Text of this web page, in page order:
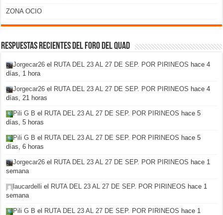
ZONA OCIO
Respuestas recientes del foro del Quad
Jorgecar26 el RUTA DEL 23 AL 27 DE SEP. POR PIRINEOS hace 4
días, 1 hora
Jorgecar26 el RUTA DEL 23 AL 27 DE SEP. POR PIRINEOS hace 4
días, 21 horas
Pili G B el RUTA DEL 23 AL 27 DE SEP. POR PIRINEOS hace 5
días, 5 horas
Pili G B el RUTA DEL 23 AL 27 DE SEP. POR PIRINEOS hace 5
días, 6 horas
Jorgecar26 el RUTA DEL 23 AL 27 DE SEP. POR PIRINEOS hace 1
semana
laucardelli el RUTA DEL 23 AL 27 DE SEP. POR PIRINEOS hace 1
semana
Pili G B el RUTA DEL 23 AL 27 DE SEP. POR PIRINEOS hace 1